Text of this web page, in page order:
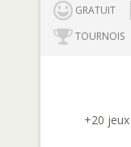
GRATUIT
TOURNOIS
+20